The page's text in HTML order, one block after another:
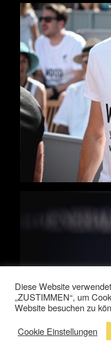
Diese Website
„ZUSTIMMEN“, um
Website besuchen zu
Cookie Einstellungen